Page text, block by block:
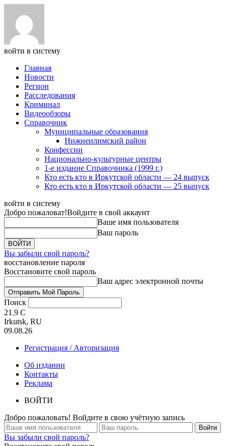
войти в систему
Главная
Новости
Регион
Расследования
Криминал
Видеообзоры
Справочник
Муниципальные образования
Нижнеилимский район
Конфессии
Национально-культурные центры
1-е издание Справочника (1999 г.)
Кто есть кто в Иркутской области — 24 выпуск
Кто есть кто в Иркутской области — 25 выпуск
войти в систему
Добро пожаловат!Войдите в свой аккаунт
Ваше имя пользователя
Ваш пароль
Вы забыли свой пароль?
восстановление пароля
Восстановите свой пароль
Ваш адрес электронной почты
Поиск
21.9 C
Irkutsk, RU
09.08.26
Регистрация / Авторизация
Об издании
Контакты
Реклама
ВОЙТИ
Добро пожаловать! Войдите в свою учётную запись
Вы забыли свой пароль?